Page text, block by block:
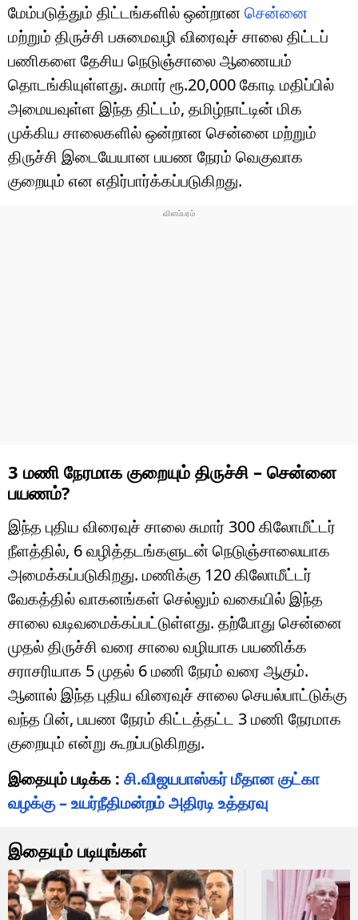
மேம்படுத்தும் திட்டங்களில் ஒன்றானசென்னை
மற்றும் திருச்சி பசுமைவழி விரைவுச் சாலை திட்டப்
பணிகளை தேசிய நெடுஞ்சாலை ஆணையம்
தொடங்கியுள்ளது. சுமார் ரூ.20,000 கோடி மதிப்பில்
அமையவுள்ள இந்த திட்டம், தமிழ்நாட்டின் மிக
முக்கிய சாலைகளில் ஒன்றான சென்னை மற்றும்
திருச்சி இடையேயான பயண நேரம் வெகுவாக
குறையும் என எதிர்பார்க்கப்படுகிறது.
3 மணி நேரமாக குறையும் திருச்சி – சென்னை
பயணம்?
இந்த புதிய விரைவுச் சாலை சுமார் 300 கிலோமீட்டர்
நீளத்தில், 6 வழித்தடங்களுடன் நெடுஞ்சாலையாக
அமைக்கப்படுகிறது. மணிக்கு 120 கிலோமீட்டர்
வேகத்தில் வாகனங்கள் செல்லும் வகையில் இந்த
சாலை வடிவமைக்கப்பட்டுள்ளது. தற்போது சென்னை
முதல் திருச்சி வரை சாலை வழியாக பயணிக்க
சராசரியாக 5 முதல் 6 மணி நேரம் வரை ஆகும்.
ஆனால் இந்த புதிய விரைவுச் சாலை செயல்பாட்டுக்கு
வந்த பின், பயண நேரம் கிட்டத்தட்ட 3 மணி நேரமாக
குறையும் என்று கூறப்படுகிறது.
இதையும் படிக்க : சி.விஜயபாஸ்கர் மீதான குட்கா
வழக்கு – உயர்நீதிமன்றம் அதிரடி உத்தரவு
இதையும் படியுங்கள்